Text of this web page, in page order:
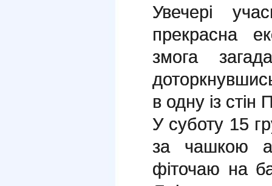
Увечері
прекрасна
змога
в одну із стін
У суботу 15
за чашкою
фіточаю на